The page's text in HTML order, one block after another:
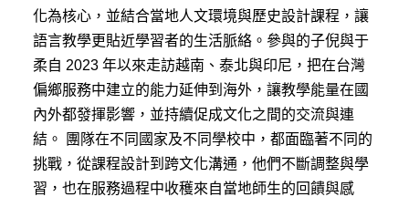
化為核心，並結合當地人文環境與歷史設計課程，讓
語言教學更貼近學習者的生活脈絡。參與的子倪與于
柔自 2023 年以來走訪越南、泰北與印尼，把在台灣
偏鄉服務中建立的能力延伸到海外，讓教學能量在國
內外都發揮影響，並持續促成文化之間的交流與連
結。 團隊在不同國家及不同學校中，都面臨著不同的
挑戰，從課程設計到跨文化溝通，他們不斷調整與學
習，也在服務過程中收穫來自當地師生的回饋與感